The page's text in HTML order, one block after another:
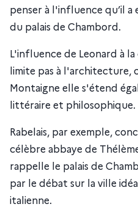
penser à l'influence qu’il
du palais de Chambord.
L'influence de Leonard à
limite pas à l'architecture,
Montaigne elle s'étend
littéraire et philosophique.
Rabelais, par exemple,
célèbre abbaye de
rappelle le palais de
par le débat sur la ville
italienne.